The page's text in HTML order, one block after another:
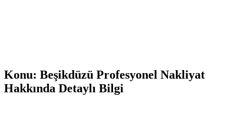
Konu: Beşikdüzü Profesyonel Nakliyat
Hakkında Detaylı Bilgi